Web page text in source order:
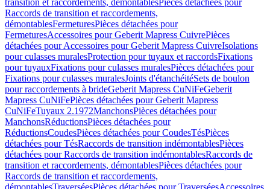
transition et raccordements, démontablesPièces détachées pour
Raccords de transition et raccordements,
démontablesFermeturesPièces détachées pour
FermeturesAccessoires pour Geberit Mapress CuivrePièces
détachées pour Accessoires pour Geberit Mapress CuivreIsolations
pour culasses muralesProtection pour tuyaux et raccordsFixations
pour tuyauxFixations pour culasses muralesPièces détachées pour
Fixations pour culasses muralesJoints d'étanchéitéSets de boulon
pour raccordements à brideGeberit Mapress CuNiFeGeberit
Mapress CuNiFePièces détachées pour Geberit Mapress
CuNiFeTuyaux 2.1972ManchonsPièces détachées pour
ManchonsRéductionsPièces détachées pour
RéductionsCoudesPièces détachées pour CoudesTésPièces
détachées pour TésRaccords de transition indémontablesPièces
détachées pour Raccords de transition indémontablesRaccords de
transition et raccordements, démontablesPièces détachées pour
Raccords de transition et raccordements,
démontablesTraverséesPièces détachées pour TraverséesAccessoires